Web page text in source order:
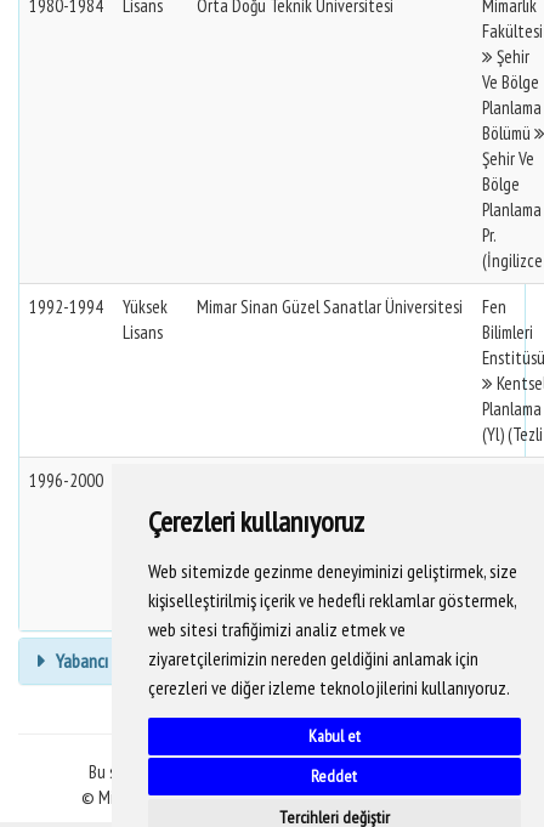
Çerezleri kullanıyoruz
Web sitemizde gezinme deneyiminizi geliştirmek, size
kişiselleştirilmiş içerik ve hedefli reklamlar göstermek,
web sitesi trafiğimizi analiz etmek ve
ziyaretçilerimizin nereden geldiğini anlamak için
çerezleri ve diğer izleme teknolojilerini kullanıyoruz.
Kabul et
Reddet
Tercihleri değiştir
1980-1984 Lisans Orta Doğu Teknik Üniversitesi
Mimarlık
Fakültesi
Şehir
Ve Bölge
Planlama
Bölümü
Şehir Ve
Bölge
Planlama
Pr.
1992-1994
Yüksek
Lisans
Mimar Sinan Güzel Sanatlar Üniversitesi
Fen
Bilimleri
Enstitüsü
Planlama
(Yl)
1996-2000
Planlama
Bölümü
Yabancı Dil Bilgisi
Bu sitedeki veriler YÖKSİS veritabanından alınmaktadır.
© Mimar Sinan Güzel Sanatlar Üniversitesi Bilgi İşlem D.B.